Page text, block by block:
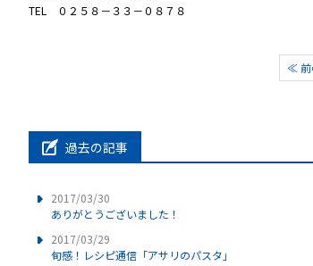
TEL ０２５８－３３－０８７８
≪ 前
過去の記事
2017/03/30
ありがとうございました！
2017/03/29
旬感！レシピ通信「アサリのパスタ」